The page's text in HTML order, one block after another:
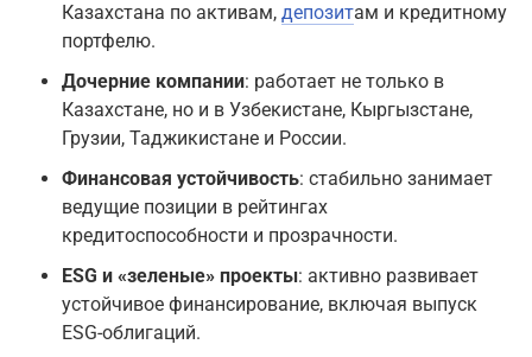
Казахстана по активам, депозитам и кредитному
портфелю.
Дочерние компании: работает не только в
Казахстане, но и в Узбекистане, Кыргызстане,
Грузии, Таджикистане и России.
Финансовая устойчивость: стабильно занимает
ведущие позиции в рейтингах
кредитоспособности и прозрачности.
ESG и «зеленые» проекты: активно развивает
устойчивое финансирование, включая выпуск
ESG-облигаций.